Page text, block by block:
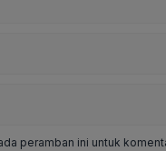
peramban ini untuk